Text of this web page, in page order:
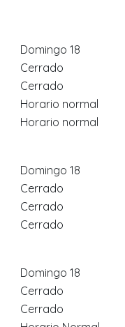
Domingo 18
Cerrado
Cerrado
Horario normal
Horario normal
Domingo 18
Cerrado
Cerrado
Cerrado
Domingo 18
Cerrado
Cerrado